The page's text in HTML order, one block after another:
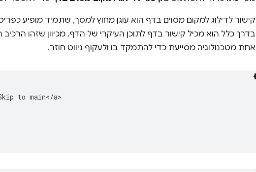
אחת מטכנולוגיה מסייעת כדי להתמקד בו ולעקוף ניווט חוזר.
to main</a>